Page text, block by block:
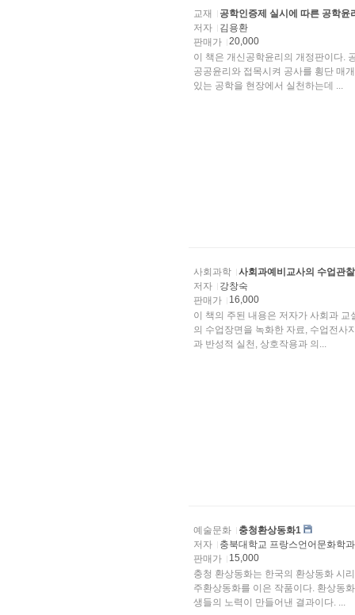
교재
공학인증제 실시에 따른 공학윤
저자
김용환
판매가
20,000
이 책은 개신공학윤리의 개정판이다.
공공윤리와 접목시켜 공사를 횡단 매
있는 공학을 현장에서 실천하는데 ...
사회과학
사회과예비교사의 수업관
저자
강창숙
판매가
16,000
이 책의 주된 내용은 저자가 사회과
의 수업장면을 녹화한 자료, 수업전사
과 반성적 실천, 상호작용과 의...
예술문화
충청환상동화1
저자
충북대학교 프랑스언어문화학
판매가
15,000
충청 환상동화는 한국의 환상동화 시
주환상동화를 이은 작품이다. 환상동
생들의 노력이 만들어낸 결과이다. ...